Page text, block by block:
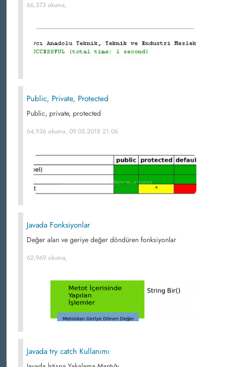
66,373 okuma,
Public, Private, Protected
Public, private, protected
64,936 okuma, 09.05.2018 21:06
Javada Fonksiyonlar
Değer alan ve geriye değer döndüren fonksiyonlar
62,969 okuma,
Javada try catch Kullanımı